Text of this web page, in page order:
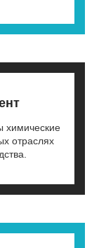
химические
отраслях